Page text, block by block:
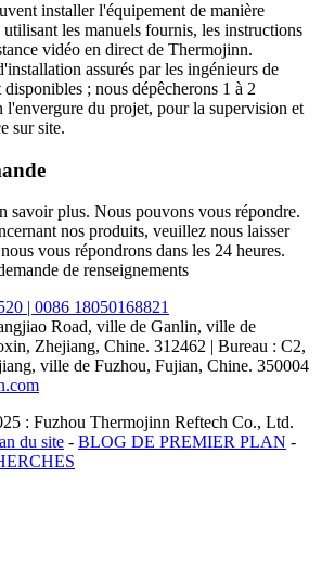
installer l'équipement de manière
utilisant les manuels fournis, les instructions
vidéo en direct de Thermojinn.
assurés par les ingénieurs de
; nous dépêcherons 1 à 2
l'envergure du projet, pour la supervision et
sur site.
savoir plus. Nous pouvons vous répondre.
nos produits, veuillez nous laisser
vous répondrons dans les 24 heures.
de renseignements
| 0086 18050168821
Road, ville de Ganlin, ville de
Zhejiang, Chine. 312462 | Bureau : C2,
ville de Fuzhou, Fujian, Chine. 350004
: Fuzhou Thermojinn Reftech Co., Ltd.
du site - BLOG DE PREMIER PLAN -